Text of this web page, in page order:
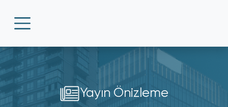
Yayın Önizleme